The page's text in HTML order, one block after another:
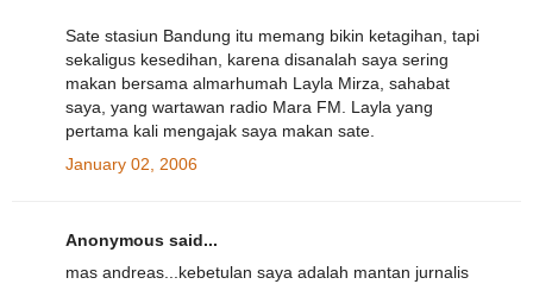
Sate stasiun Bandung itu memang bikin ketagihan, tapi
sekaligus kesedihan, karena disanalah saya sering
makan bersama almarhumah Layla Mirza, sahabat
saya, yang wartawan radio Mara FM. Layla yang
pertama kali mengajak saya makan sate.
January 02, 2006
Anonymous said...
mas andreas...kebetulan saya adalah mantan jurnalis